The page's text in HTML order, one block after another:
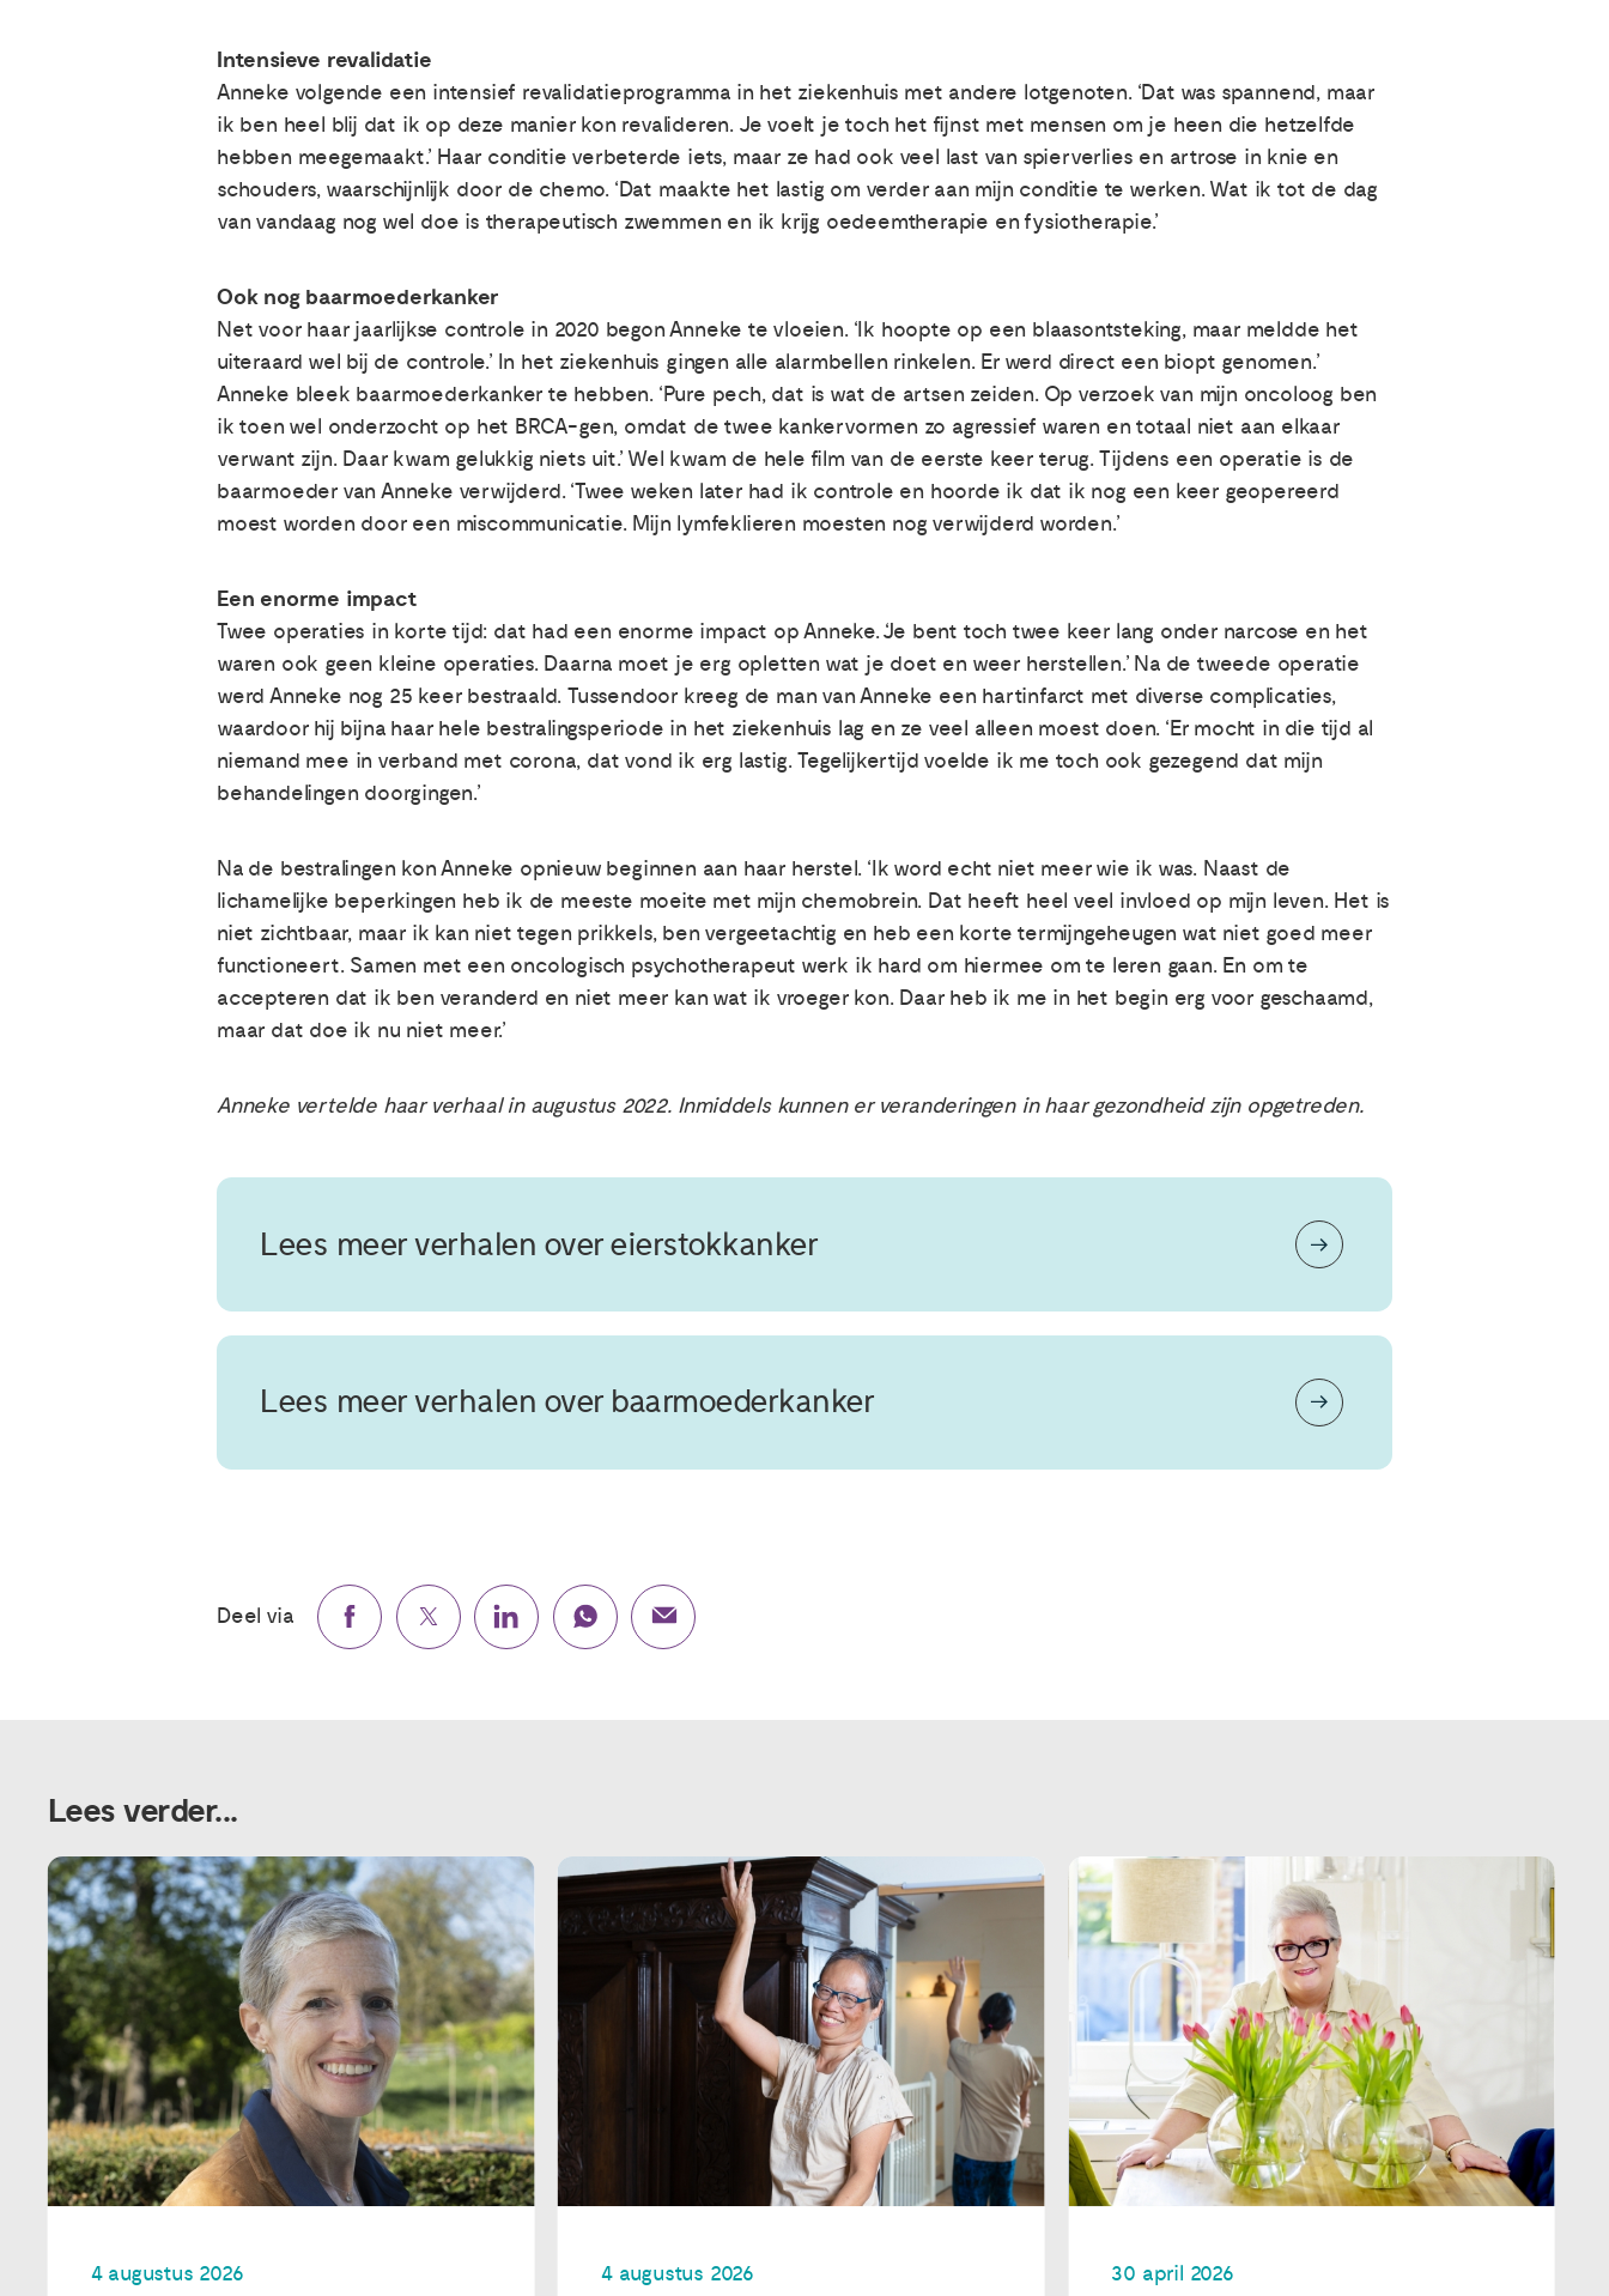
Intensieve revalidatie
Anneke volgende een intensief revalidatieprogramma in het ziekenhuis met andere lotgenoten. ‘Dat was spannend, maar
ik ben heel blij dat ik op deze manier kon revalideren. Je voelt je toch het fijnst met mensen om je heen die hetzelfde
hebben meegemaakt.’ Haar conditie verbeterde iets, maar ze had ook veel last van spierverlies en artrose in knie en
schouders, waarschijnlijk door de chemo. ‘Dat maakte het lastig om verder aan mijn conditie te werken. Wat ik tot de dag
van vandaag nog wel doe is therapeutisch zwemmen en ik krijg oedeemtherapie en fysiotherapie.’
Ook nog baarmoederkanker
Net voor haar jaarlijkse controle in 2020 begon Anneke te vloeien. ‘Ik hoopte op een blaasontsteking, maar meldde het
uiteraard wel bij de controle.’ In het ziekenhuis gingen alle alarmbellen rinkelen. Er werd direct een biopt genomen.’
Anneke bleek baarmoederkanker te hebben. ‘Pure pech, dat is wat de artsen zeiden. Op verzoek van mijn oncoloog ben
ik toen wel onderzocht op het BRCA-gen, omdat de twee kankervormen zo agressief waren en totaal niet aan elkaar
verwant zijn. Daar kwam gelukkig niets uit.’ Wel kwam de hele film van de eerste keer terug. Tijdens een operatie is de
baarmoeder van Anneke verwijderd. ‘Twee weken later had ik controle en hoorde ik dat ik nog een keer geopereerd
moest worden door een miscommunicatie. Mijn lymfeklieren moesten nog verwijderd worden.’
Een enorme impact
Twee operaties in korte tijd: dat had een enorme impact op Anneke. ‘Je bent toch twee keer lang onder narcose en het
waren ook geen kleine operaties. Daarna moet je erg opletten wat je doet en weer herstellen.’ Na de tweede operatie
werd Anneke nog 25 keer bestraald. Tussendoor kreeg de man van Anneke een hartinfarct met diverse complicaties,
waardoor hij bijna haar hele bestralingsperiode in het ziekenhuis lag en ze veel alleen moest doen. ‘Er mocht in die tijd al
niemand mee in verband met corona, dat vond ik erg lastig. Tegelijkertijd voelde ik me toch ook gezegend dat mijn
behandelingen doorgingen.’
Na de bestralingen kon Anneke opnieuw beginnen aan haar herstel. ‘Ik word echt niet meer wie ik was. Naast de
lichamelijke beperkingen heb ik de meeste moeite met mijn chemobrein. Dat heeft heel veel invloed op mijn leven. Het is
niet zichtbaar, maar ik kan niet tegen prikkels, ben vergeetachtig en heb een korte termijngeheugen wat niet goed meer
functioneert. Samen met een oncologisch psychotherapeut werk ik hard om hiermee om te leren gaan. En om te
accepteren dat ik ben veranderd en niet meer kan wat ik vroeger kon. Daar heb ik me in het begin erg voor geschaamd,
maar dat doe ik nu niet meer.’
Anneke vertelde haar verhaal in augustus 2022. Inmiddels kunnen er veranderingen in haar gezondheid zijn opgetreden.
Lees meer verhalen over eierstokkanker
Lees meer verhalen over baarmoederkanker
Deel via
Lees verder...
4 augustus 2026 4 augustus 2026 30 april 2026